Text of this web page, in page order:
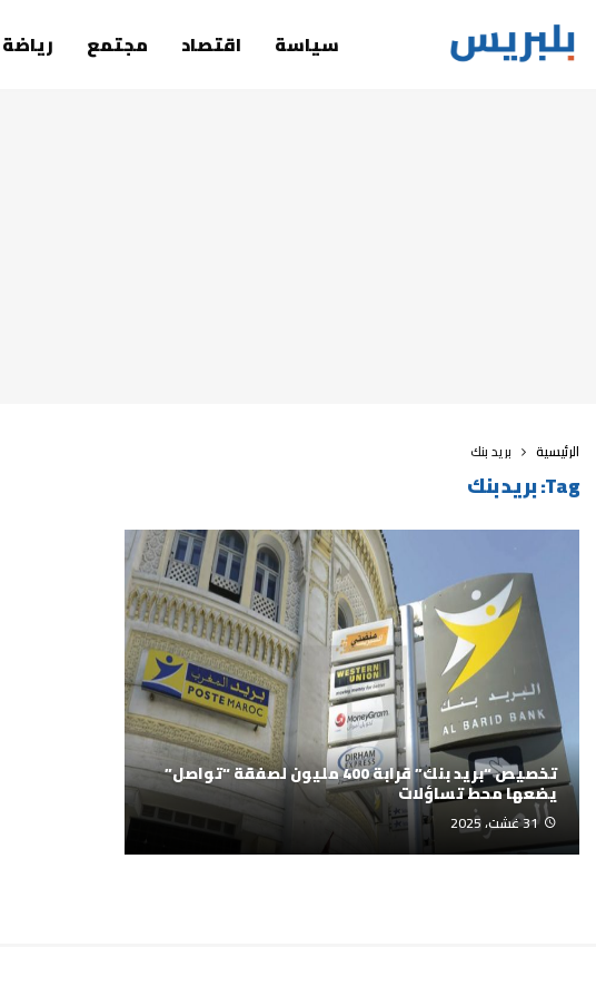
سياسة اقتصاد مجتمع رياضة
الرئيسية بريد بنك
Tag: بريد بنك
تخصيص “بريد بنك” قرابة 400 مليون لصفقة “تواصل”
يضعها محط تساؤلات
31 غشت، 2025